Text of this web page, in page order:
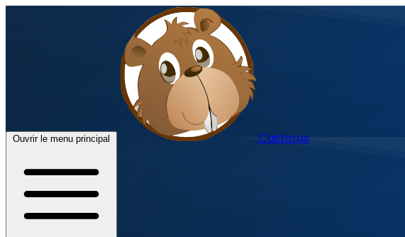
Ouvrir le menu principal Castorus